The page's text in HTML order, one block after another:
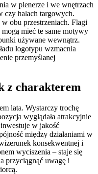
w plenerze i we wnętrzach
czy halach targowych.
obu przestrzeniach. Flagi
mieć te same motywy
używane wewnątrz.
logotypu wzmacnia
przemyślanej
z charakterem
lata. Wystarczy trochę
wyglądała atrakcyjnie
w jakość
między działaniami w
konsekwentnej i
wyciszenia – staje się
przyciągnąć uwagę i